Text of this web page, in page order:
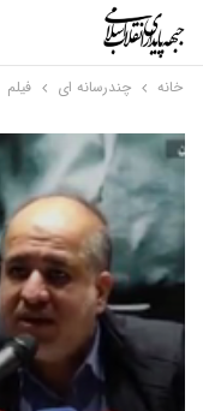
خانه چندرسانه ای فیلم